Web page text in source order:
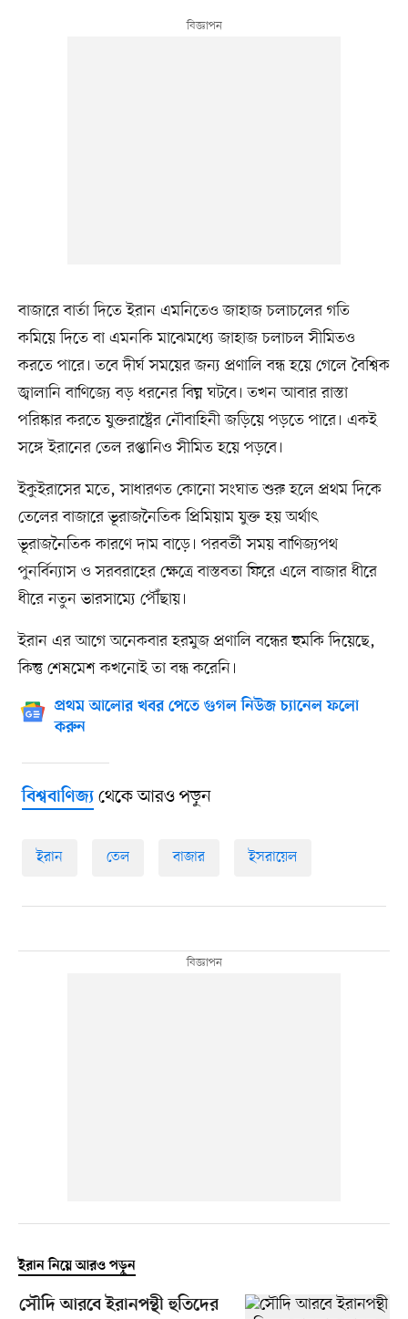
বাজারে বার্তা দিতে ইরান এমনিতেও জাহাজ চলাচলের গতি
কমিয়ে দিতে বা এমনকি মাঝেমধ্যে জাহাজ চলাচল সীমিতও
করতে পারে। তবে দীর্ঘ সময়ের জন্য প্রণালি বন্ধ হয়ে গেলে বৈশ্বিক
জ্বালানি বাণিজ্যে বড় ধরনের বিঘ্ন ঘটবে। তখন আবার রাস্তা
পরিষ্কার করতে যুক্তরাষ্ট্রের নৌবাহিনী জড়িয়ে পড়তে পারে। একই
সঙ্গে ইরানের তেল রপ্তানিও সীমিত হয়ে পড়বে।
ইকুইরাসের মতে, সাধারণত কোনো সংঘাত শুরু হলে প্রথম দিকে
তেলের বাজারে ভূরাজনৈতিক প্রিমিয়াম যুক্ত হয় অর্থাৎ
ভূরাজনৈতিক কারণে দাম বাড়ে। পরবর্তী সময় বাণিজ্যপথ
পুনর্বিন্যাস ও সরবরাহের ক্ষেত্রে বাস্তবতা ফিরে এলে বাজার ধীরে
ধীরে নতুন ভারসাম্যে পৌঁছায়।
ইরান এর আগে অনেকবার হরমুজ প্রণালি বন্ধের হুমকি দিয়েছে,
কিন্তু শেষমেশ কখনোই তা বন্ধ করেনি।
প্রথম আলোর খবর পেতে গুগল নিউজ চ্যানেল ফলো
করুন
বিশ্ববাণিজ্যথেকে আরও পড়ুন
ইরান তেল বাজার ইসরায়েল
ইরান নিয়ে আরও পড়ুন
সৌদি আরবে ইরানপন্থী হুতিদের